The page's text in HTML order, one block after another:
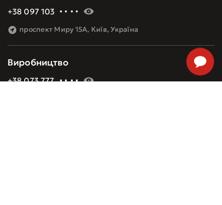
+38 097 103 60 09
проспект Миру 15А, Київ, Україна
Виробництво
+38 073 777 48 08